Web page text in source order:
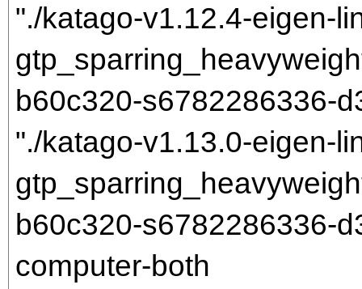
"./katago-v1.12.4-eigen-
b60c320-s6782286336-
"./katago-v1.13.0-eigen-
b60c320-s6782286336-
computer-both